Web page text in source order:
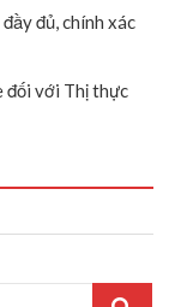
đủ, chính xác
đối với Thị thực
Search